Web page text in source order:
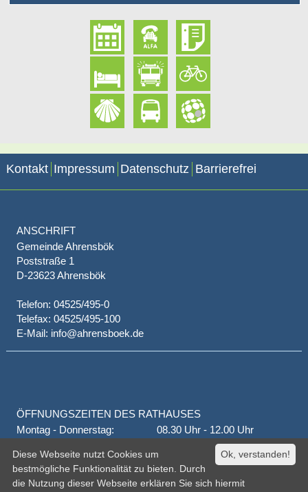
Kontakt Impressum Datenschutz Barrierefrei
ANSCHRIFT
Gemeinde Ahrensbök
Poststraße 1
D-23623 Ahrensbök
Telefon: 04525/495-0
Telefax: 04525/495-100
E-Mail: info@ahrensboek.de
ÖFFNUNGSZEITEN DES RATHAUSES
Montag - Donnerstag:
08.30 Uhr - 12.00 Uhr
14.00 Uhr - 18.00 Uhr
jeden 1. und 3. Montag
16.00 Uhr - 18.00 Uhr
Freitag
geschlossen
oder nach Vereinbarung
Ok, verstanden!
Diese Webseite nutzt Cookies um
bestmögliche Funktionalität zu bieten. Durch
die Nutzung dieser Webseite erklären Sie sich hiermit